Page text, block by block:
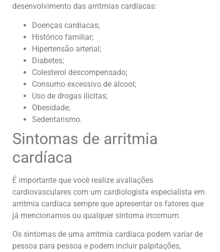
desenvolvimento das arritmias cardíacas:
Doenças cardíacas;
Histórico familiar;
Hipertensão arterial;
Diabetes;
Colesterol descompensado;
Consumo excessivo de álcool;
Uso de drogas ilícitas;
Obesidade;
Sedentarismo.
Sintomas de arritmia
cardíaca
É importante que você realize avaliações
cardiovasculares com um cardiologista especialista em
arritmia cardíaca sempre que apresentar os fatores que
já mencionamos ou qualquer sintoma incomum.
Os sintomas de uma arritmia cardíaca podem variar de
pessoa para pessoa e podem incluir palpitações,